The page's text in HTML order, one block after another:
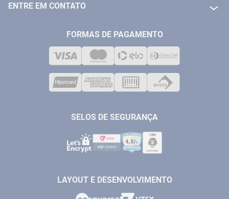
POLITICA DE TROCA E DEVOLUÇÃO
COMPRESSORES
ENTRE EM CONTATO
VENDAS ONLINE@ANTFERRAMENTAS.COM.BR
SAC@ANTFERRAMENTAS.COM.BR
FORMAS DE PAGAMENTO
SELOS DE SEGURANÇA
LAYOUT E DESENVOLVIMENTO